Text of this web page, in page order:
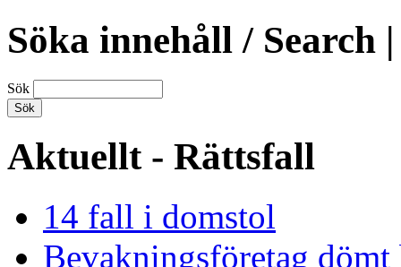
Söka innehåll / Search
Sök
Aktuellt - Rättsfall
14 fall i domstol
Bevakningsföretag dömt